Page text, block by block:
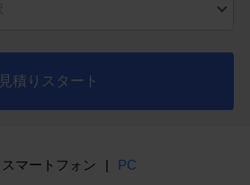
見積りスタート
スマートフォン | PC